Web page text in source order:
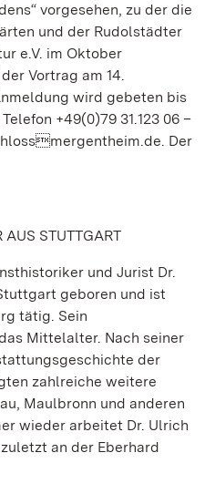
vorgesehen, zu der die
und der Rudolstädter
e.V. im Oktober
Vortrag am 14.
wird gebeten bis
+49(0)79 31.123 06 –
Der
AUS STUTTGART
und Jurist Dr.
geboren und ist
tätig. Sein
Mittelalter. Nach seiner
der
zahlreiche weitere
Maulbronn und anderen
wieder arbeitet Dr. Ulrich
an der Eberhard